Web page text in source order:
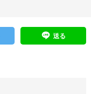
送る